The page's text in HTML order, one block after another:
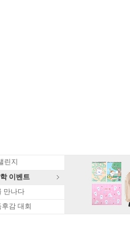
린지
이벤트
만나다
감 대회